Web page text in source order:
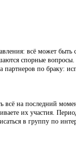
всё может
спорные
по браку:
на последний
их участия.
в группу по